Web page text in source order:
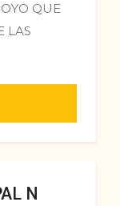
QUE
LAS
N